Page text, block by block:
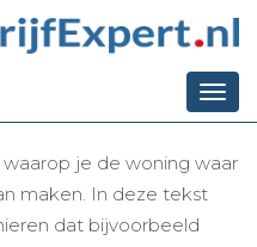
maat
waarop je de woning waar
maken. In deze tekst
dat bijvoorbeeld